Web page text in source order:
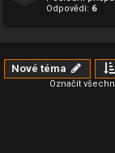
Odpovědi: 6
Nové téma
Označit